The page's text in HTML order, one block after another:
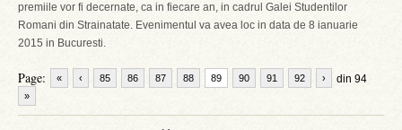
premiile vor fi decernate, ca in fiecare an, in cadrul Galei Studentilor
Romani din Strainatate. Evenimentul va avea loc in data de 8 ianuarie
2015 in Bucuresti.
Page: « ‹ 85 86 87 88 89 90 91 92 din 94
›
»